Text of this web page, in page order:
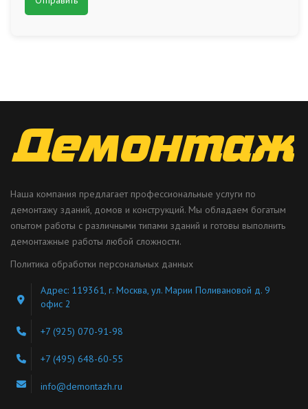
Наша компания предлагает профессиональные услуги по
демонтажу зданий, домов и конструкций. Мы обладаем богатым
опытом работы с различными типами зданий и готовы выполнить
демонтажные работы любой сложности.
Политика обработки персональных данных
Адрес: 119361, г. Москва, ул. Марии Поливановой д. 9
офис 2
+7 (925) 070-91-98
+7 (495) 648-60-55
info@demontazh.ru